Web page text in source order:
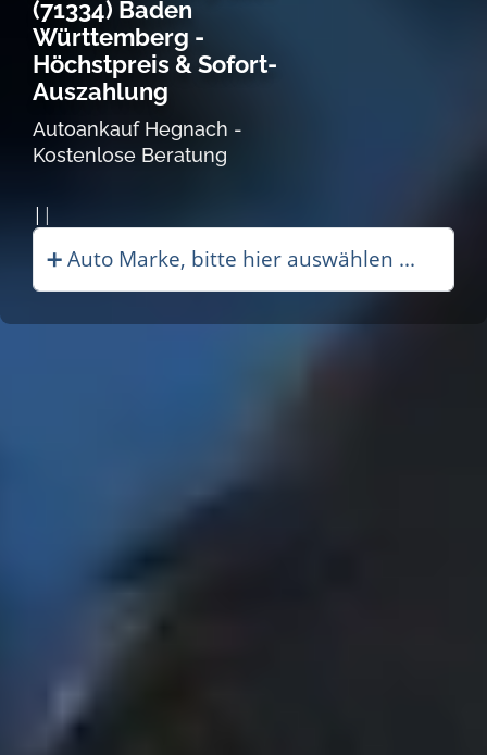
(71334) Baden
Württemberg -
Höchstpreis & Sofort-
Auszahlung
Autoankauf Hegnach -
Kostenlose Beratung
Autoankauf in|